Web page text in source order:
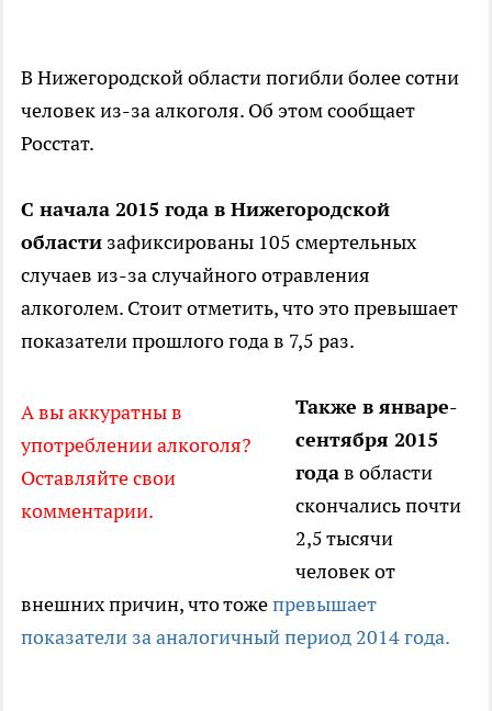
В Нижегородской области погибли более сотни
человек из-за алкоголя. Об этом сообщает
Росстат.
С начала 2015 года в Нижегородской
области зафиксированы 105 смертельных
случаев из-за случайного отравления
алкоголем. Стоит отметить, что это превышает
показатели прошлого года в 7,5 раз.
А вы аккуратны в
употреблении алкоголя?
Оставляйте свои
комментарии.
Также в январе-
сентября 2015
годав области
скончались почти
2,5 тысячи
человек от
внешних причин, что тожепревышает
показатели за аналогичный период 2014 года.